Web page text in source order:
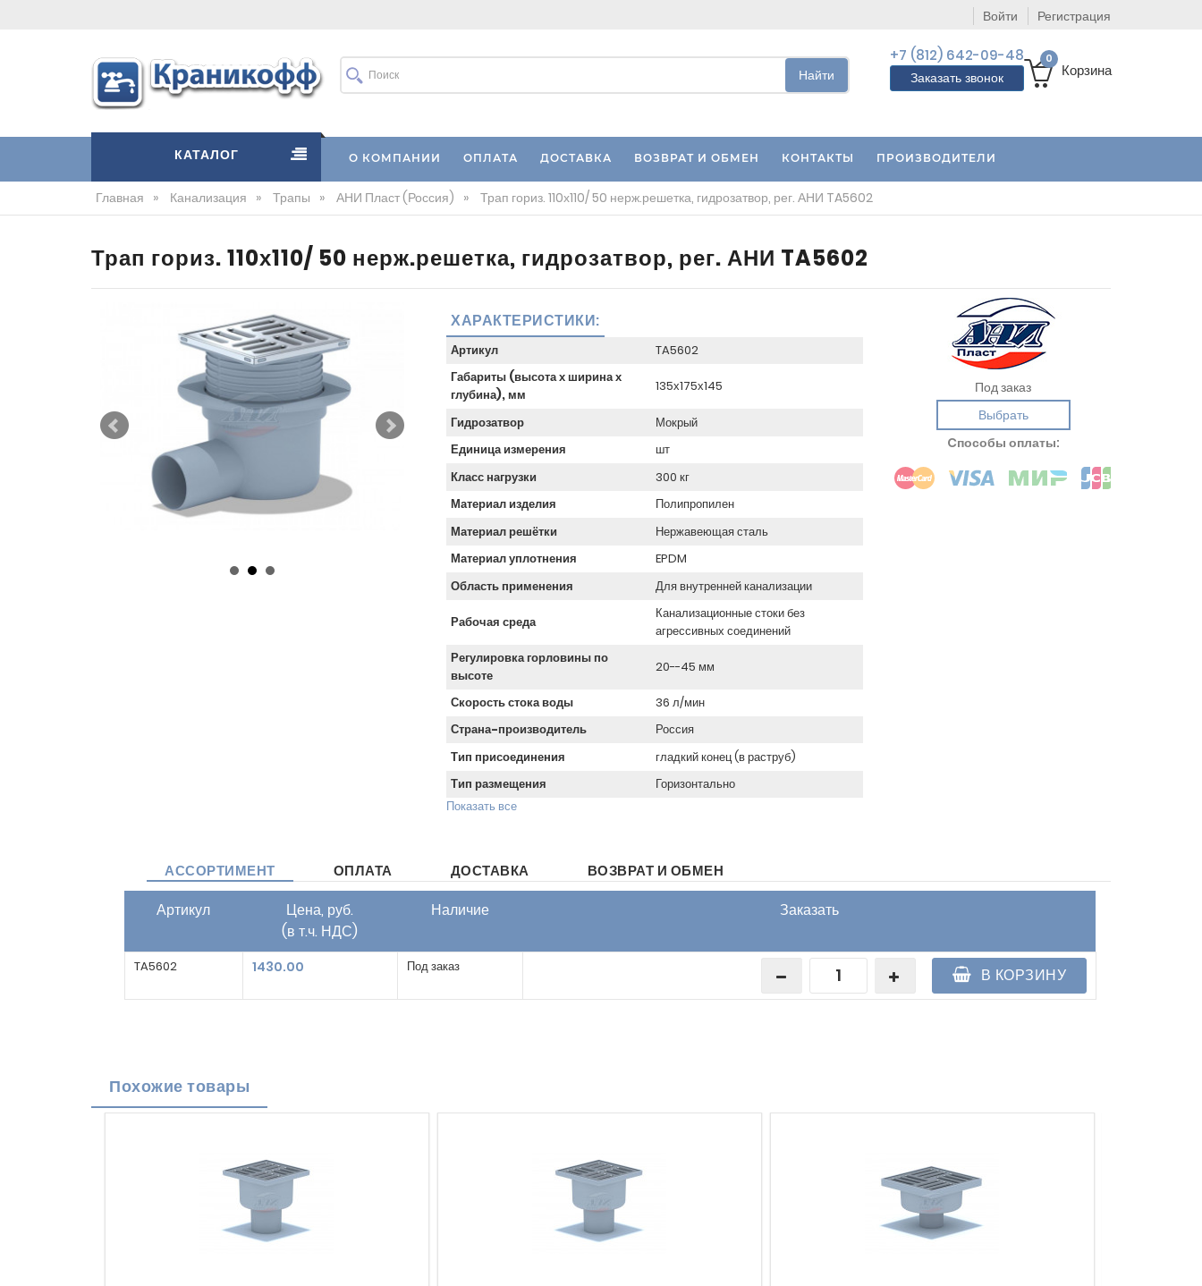
Войти Регистрация
Найти
+7 (812) 642-09-48
Заказать звонок
0
Корзина
КАТАЛОГ О КОМПАНИИ ОПЛАТА ДОСТАВКА ВОЗВРАТ И ОБМЕН КОНТАКТЫ ПРОИЗВОДИТЕЛИ
Главная » Канализация » Трапы » АНИ Пласт (Россия) » Трап гориз. 110х110/ 50 нерж.решетка, гидрозатвор, рег. АНИ TA5602
Трап гориз. 110х110/ 50 нерж.решетка, гидрозатвор, рег. АНИ TA5602
ХАРАКТЕРИСТИКИ:
Артикул
TA5602
Габариты (высота х ширина х
глубина), мм
135х175х145
Гидрозатвор
Мокрый
Единица измерения
шт
Класс нагрузки
300 кг
Материал изделия
Полипропилен
Материал решётки
Нержавеющая сталь
Материал уплотнения
EPDM
Область применения
Для внутренней канализации
Рабочая среда
Канализационные стоки без
агрессивных соединений
Регулировка горловины по
высоте
20--45 мм
Скорость стока воды
36 л/мин
Страна-производитель
Россия
Тип присоединения
гладкий конец (в раструб)
Тип размещения
Горизонтально
Показать все
Под заказ
Выбрать
Cпособы оплаты:
АССОРТИМЕНТ ОПЛАТА ДОСТАВКА ВОЗВРАТ И ОБМЕН
Артикул
Цена, руб.
(в т.ч. НДС)
Наличие Заказать
TA5602 1430.00 Под заказ В КОРЗИНУ
Похожие товары